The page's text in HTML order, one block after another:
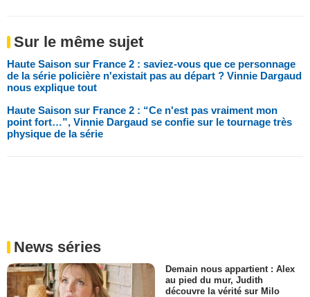
Sur le même sujet
Haute Saison sur France 2 : saviez-vous que ce personnage
de la série policière n'existait pas au départ ? Vinnie Dargaud
nous explique tout
Haute Saison sur France 2 : “Ce n'est pas vraiment mon
point fort…”, Vinnie Dargaud se confie sur le tournage très
physique de la série
News séries
Demain nous appartient : Alex
au pied du mur, Judith
découvre la vérité sur Milo